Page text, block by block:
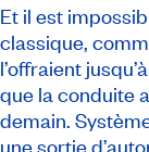
Et il est
classique,
l’offraient
que la conduite
demain.
une sortie